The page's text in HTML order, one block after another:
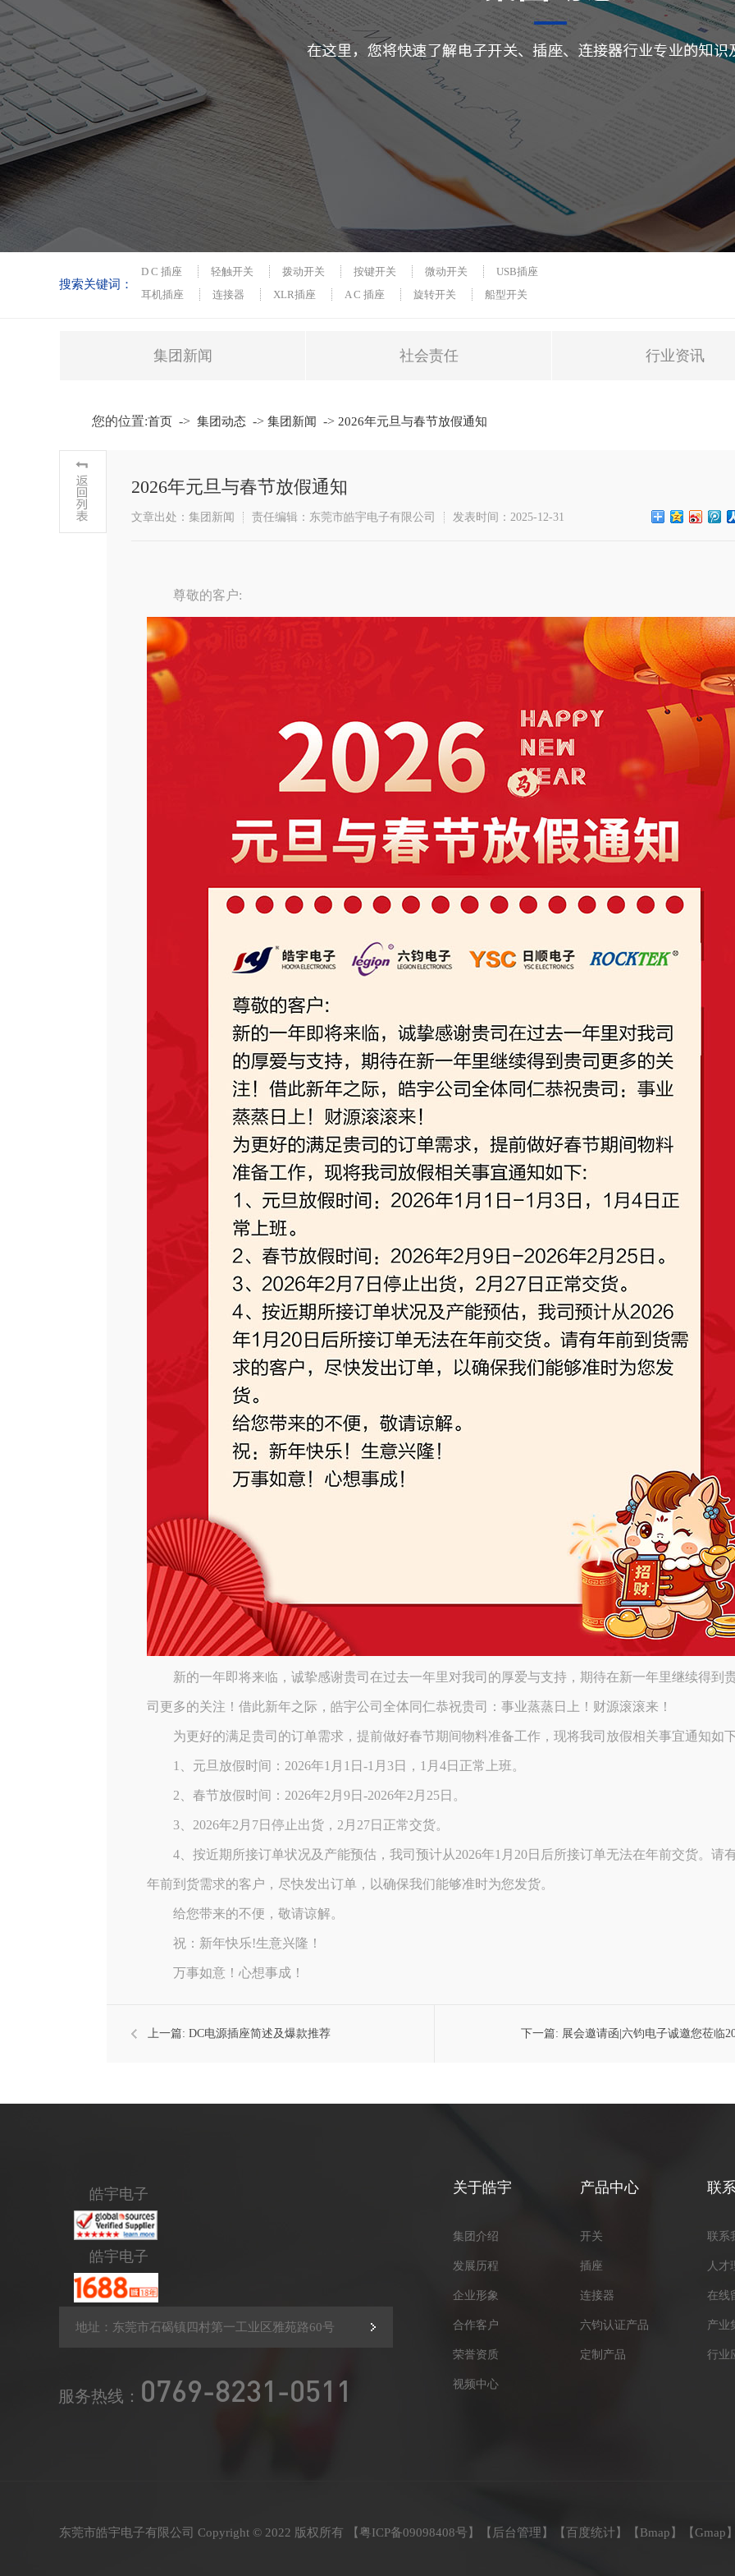
搜索关键词：
D C 插座 轻触开关 拨动开关 按键开关 微动开关
USB插座
耳机插座
连接器 XLR插座 A C 插座 旋转开关 船型开关
集团新闻 社会责任 行业资讯
您的位置:首页 -> 集团动态 -> 集团新闻 -> 2026年元旦与春节放假通知
2026年元旦与春节放假通知
文章出处：集团新闻 责任编辑：东莞市皓宇电子有限公司 发表时间：2025-12-31
尊敬的客户:
新的一年即将来临，诚挚感谢贵司在过去一年里对我司的厚爱与支持，期待在新一年里继续得到
司更多的关注！借此新年之际，皓宇公司全体同仁恭祝贵司：事业蒸蒸日上！财源滚滚来！
为更好的满足贵司的订单需求，提前做好春节期间物料准备工作，现将我司放假相关事宜通知如
1、元旦放假时间：2026年1月1日-1月3日，1月4日正常上班。
2、春节放假时间：2026年2月9日-2026年2月25日。
3、2026年2月7日停止出货，2月27日正常交货。
4、按近期所接订单状况及产能预估，我司预计从2026年1月20日后所接订单无法在年前交货。请
年前到货需求的客户，尽快发出订单，以确保我们能够准时为您发货。
给您带来的不便，敬请谅解。
祝：新年快乐!生意兴隆！
万事如意！心想事成！
上一篇: DC电源插座简述及爆款推荐 下一篇: 展会邀请函|六钧电子诚邀您莅临
皓宇电子
皓宇电子
地址：东莞市石碣镇四村第一工业区雅苑路60号
服务热线： 0769-8231-0511
关于皓宇
集团介绍
发展历程
企业形象
合作客户
荣誉资质
视频中心
产品中心
开关
插座
连接器
六钧认证产品
定制产品
联
联系
人才
在线
产业
行业
东莞市皓宇电子有限公司 Copyright © 2022 版权所有 【粤ICP备09098408号 】【 后台管理 】【百度统计 】【 Bmap 】【Gmap